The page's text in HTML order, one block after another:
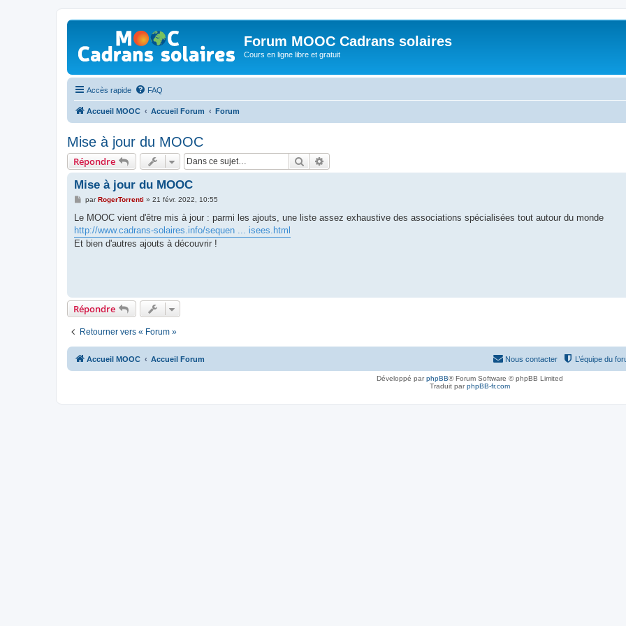
Forum MOOC Cadrans solaires
Cours en ligne libre et gratuit
Accès rapide FAQ
Accueil MOOC Accueil Forum Forum
Mise à jour du MOOC
Répondre Rechercher
Mise à jour du MOOC
M
s
a
g
e
parRogerTorrenti » 21 févr. 2022, 10:55
Le MOOC vient d'être mis à jour : parmi les ajouts, une liste assez exhaustive des associations spécialisées tout autour du monde
http://www.cadrans-solaires.info/sequen ... isees.html
Et bien d'autres ajouts à découvrir !
Répondre
Retourner vers « Forum »
Accueil MOOC Accueil Forum L’équipe du
Nous contacter
Développé parphpBB® Forum Software © phpBB Limited
Traduit parphpBB-fr.com